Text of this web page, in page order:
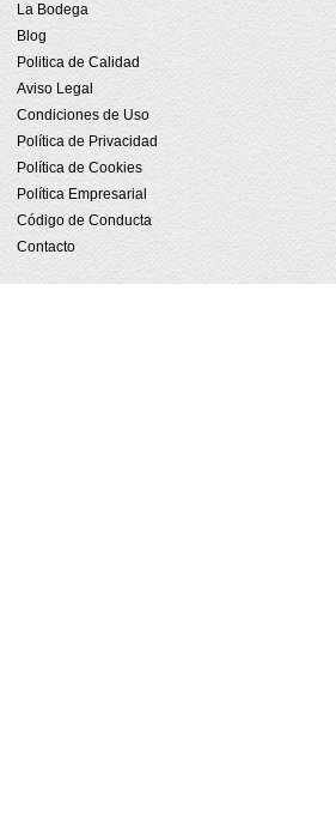
La Bodega
Blog
Politica de Calidad
Aviso Legal
Condiciones de Uso
Política de Privacidad
Política de Cookies
Política Empresarial
Código de Conducta
Contacto